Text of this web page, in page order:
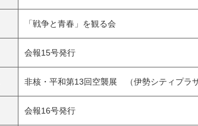
「戦争と青春」を観る会
会報15号発行
非核・平和第13回空襲展 （伊勢シティプラザ
会報16号発行